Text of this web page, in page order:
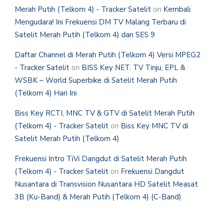
Merah Putih (Telkom 4) - Tracker Satelit on Kembali
Mengudara! Ini Frekuensi DM TV Malang Terbaru di
Satelit Merah Putih (Telkom 4) dan SES 9
Daftar Channel di Merah Putih (Telkom 4) Versi MPEG2
- Tracker Satelit on BISS Key NET. TV Tinju, EPL &
WSBK – World Superbike di Satelit Merah Putih
(Telkom 4) Hari Ini
Biss Key RCTI, MNC TV & GTV di Satelit Merah Putih
(Telkom 4) - Tracker Satelit on Biss Key MNC TV di
Satelit Merah Putih (Telkom 4)
Frekuensi Intro TiVi Dangdut di Satelit Merah Putih
(Telkom 4) - Tracker Satelit on Frekuensi Dangdut
Nusantara di Transvision Nusantara HD Satelit Measat
3B (Ku-Band) & Merah Putih (Telkom 4) (C-Band)